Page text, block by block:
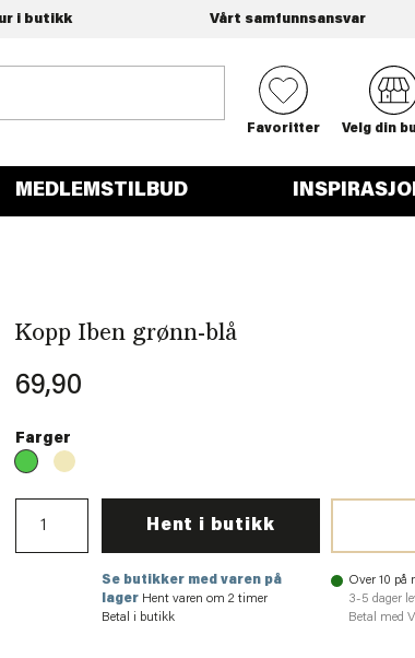
i butikk Vårt samfunnsansvar
0
Favoritter
MEDLEMSTILBUD
Kopp Iben grønn-blå
69,90
Farger
Hent i butikk
Over 10 på
3-5 dager
Betal med
Se butikker med varen på
lagerHent varen om 2 timer
Betal i butikk